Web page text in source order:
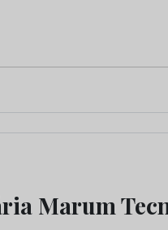
Marum